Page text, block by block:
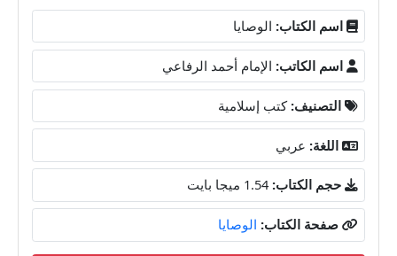
اسم الكتاب: الوصايا
اسم الكاتب: الإمام أحمد الرفاعي
التصنيف: كتب إسلامية
اللغة: عربي
حجم الكتاب: 1.54 ميجا بايت
صفحة الكتاب: الوصايا